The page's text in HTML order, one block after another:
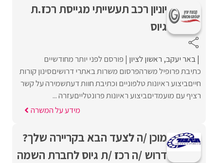
יוניון רכב תעשייתי מגייסת רכז.ת
גיוס
באר יעקב ראשון לציון פורסם לפני יותר מחודשיים
כתיבת פרופיל משרהפרסום משרות באתרי דרושיםסינון קורות
חייםביצוע ראיונות טלפוניים וכתיבת חוות דעתשמירה על קשר
רציף עם מועמדיםביצוע ראיונות פרונטלייםעזרה ...
מידע על המשרה
מוכן /ה לצעד הבא בקריירה שלך?
דרוש /ה רכז /ת גיוס לחברת השמה